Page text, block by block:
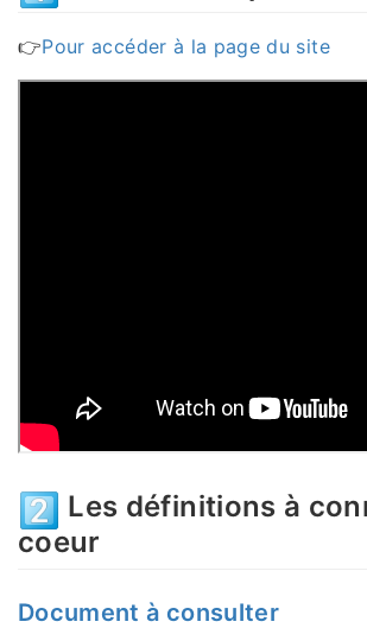
👉Pour accéder à la page du site
Les définitions à
coeur
Document à consulter